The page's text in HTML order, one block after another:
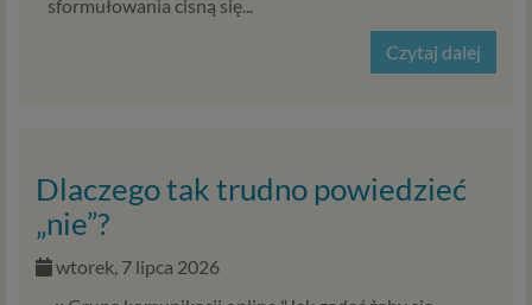
sformułowania cisną się...
Czytaj dalej
Dlaczego tak trudno powiedzieć
„nie”?
wtorek, 7 lipca 2026